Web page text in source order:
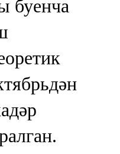
буенча